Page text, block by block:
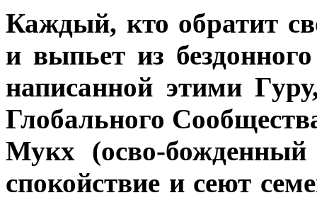
Каждый, кто обратит
и выпьет из
написанной этими
Глобального
Мукх (осво-
спокойствие и сеют